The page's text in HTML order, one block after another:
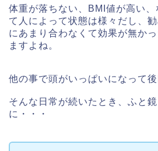
体重が落ちない、BMI値が高い
て人によって状態は様々だし、
にあまり合わなくて効果が無か
ますよね。
他の事で頭がいっぱいになって後
そんな日常が続いたとき、ふと
に・・・